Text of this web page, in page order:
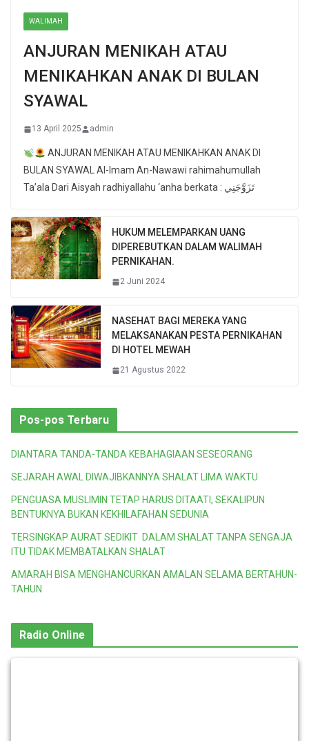
WALIMAH
ANJURAN MENIKAH ATAU
MENIKAHKAN ANAK DI BULAN
SYAWAL
13 April 2025 admin
ANJURAN MENIKAH ATAU MENIKAHKAN ANAK DI
BULAN SYAWAL Al-Imam An-Nawawi rahimahumullah
Ta’ala Dari Aisyah radhiyallahu ‘anha berkata : تَزَوَّجَنِي
HUKUM MELEMPARKAN UANG
DIPEREBUTKAN DALAM WALIMAH
PERNIKAHAN.
2 Juni 2024
NASEHAT BAGI MEREKA YANG
MELAKSANAKAN PESTA PERNIKAHAN
DI HOTEL MEWAH
21 Agustus 2022
Pos-pos Terbaru
DIANTARA TANDA-TANDA KEBAHAGIAAN SESEORANG
SEJARAH AWAL DIWAJIBKANNYA SHALAT LIMA WAKTU
PENGUASA MUSLIMIN TETAP HARUS DITAATI, SEKALIPUN
BENTUKNYA BUKAN KEKHILAFAHAN SEDUNIA
TERSINGKAP AURAT SEDIKIT DALAM SHALAT TANPA SENGAJA
ITU TIDAK MEMBATALKAN SHALAT
AMARAH BISA MENGHANCURKAN AMALAN SELAMA BERTAHUN-
TAHUN
Radio Online